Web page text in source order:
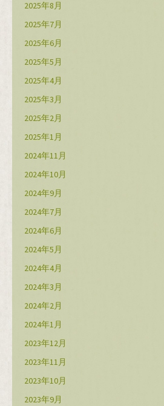
2025年8月
2025年7月
2025年6月
2025年5月
2025年4月
2025年3月
2025年2月
2025年1月
2024年11月
2024年10月
2024年9月
2024年7月
2024年6月
2024年5月
2024年4月
2024年3月
2024年2月
2024年1月
2023年12月
2023年11月
2023年10月
2023年9月